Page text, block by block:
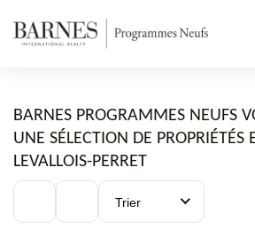
BARNES PROGRAMMES NEUFS
UNE SÉLECTION DE PROPRIÉTÉS
LEVALLOIS-PERRET
Trier